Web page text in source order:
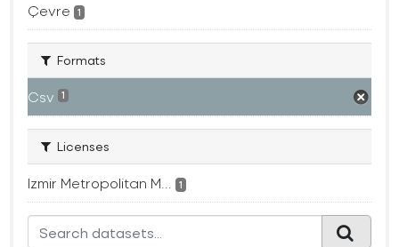
Çevre 1
Formats
Csv 1
Licenses
Izmir Metropolitan M... 1